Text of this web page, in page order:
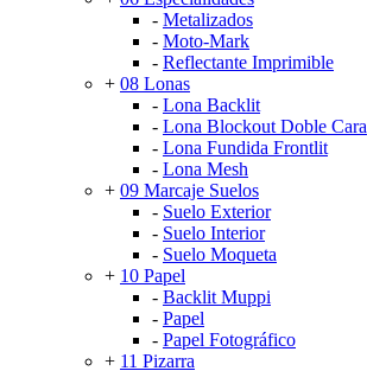
- Metalizados
- Moto-Mark
- Reflectante Imprimible
+ 08 Lonas
- Lona Backlit
- Lona Blockout Doble Cara
- Lona Fundida Frontlit
- Lona Mesh
+ 09 Marcaje Suelos
- Suelo Exterior
- Suelo Interior
- Suelo Moqueta
+ 10 Papel
- Backlit Muppi
- Papel
- Papel Fotográfico
+ 11 Pizarra